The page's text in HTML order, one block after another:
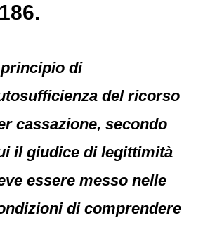
di
del ricorso
cassazione, secondo
il giudice di legittimità
essere messo nelle
di comprendere